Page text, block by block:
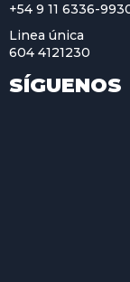
+54 9 11 6336-
Linea única
604 4121230
SÍGUENOS